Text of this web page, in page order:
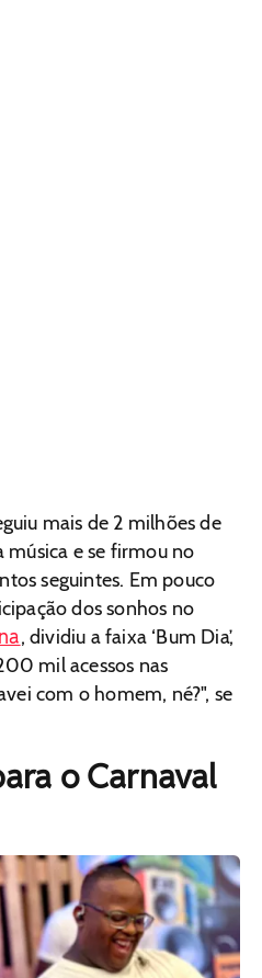
mais de 2 milhões de
música e se firmou no
seguintes. Em pouco
dos sonhos no
, dividiu a faixa ‘Bum Dia’,
mil acessos nas
com o homem, né?", se
o Carnaval